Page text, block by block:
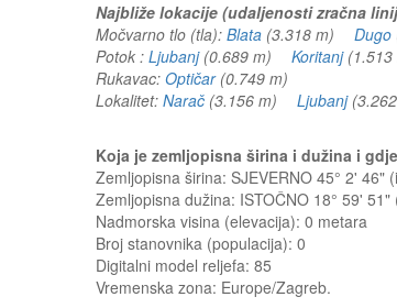
Najbliže lokacije (udaljenosti zračna
Močvarno tlo (tla): Blata (3.318 m) Dugo
Potok : Ljubanj(0.689 m) Koritanj
Rukavac: Optičar(0.749 m)
Lokalitet: Narač (3.156 m) Ljubanj
Koja je zemljopisna širina i dužina i
Zemljopisna širina: SJEVERNO 45° 2'
Zemljopisna dužina: ISTOČNO 18° 59'
Nadmorska visina (elevacija): 0 metara
Broj stanovnika (populacija): 0
Digitalni model reljefa: 85
Vremenska zona: Europe/Zagreb.